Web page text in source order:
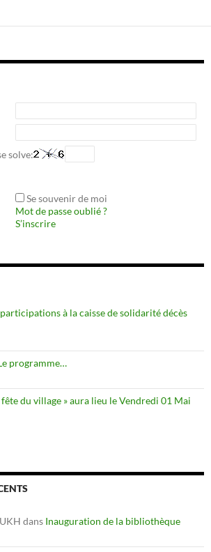
solve:
Se souvenir de moi
Mot de passe oublié ?
S’inscrire
à la caisse de solidarité décès
programme…
du village » aura lieu le Vendredi 01 Mai
dans Inauguration de la bibliothèque